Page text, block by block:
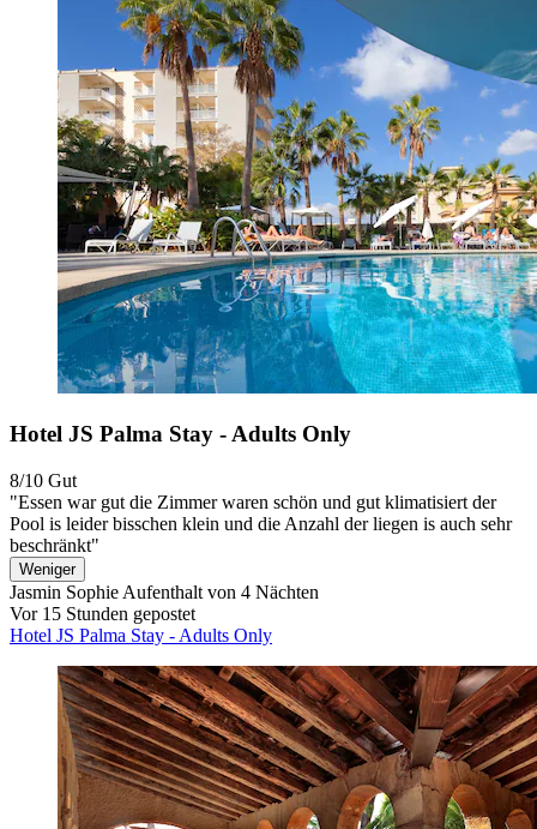
Hotel JS Palma Stay - Adults Only
8/10 Gut
"Essen war gut die Zimmer waren schön und gut klimatisiert der
Pool is leider bisschen klein und die Anzahl der liegen is auch sehr
beschränkt"
Weniger
Jasmin Sophie Aufenthalt von 4 Nächten
Vor 15 Stunden gepostet
Hotel JS Palma Stay - Adults Only